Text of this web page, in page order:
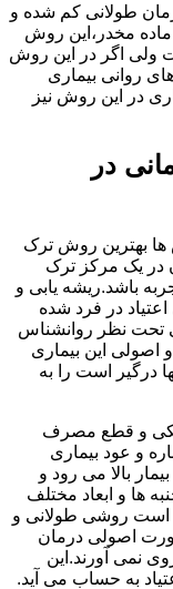
طولانی کم شده و
مخدر،این روش
ولی اگر در این روش
روانی بیماری
در این روش نیز
در
ها بهترین روش ترک
در یک مرکز ترک
باشد.ریشه یابی و
در فرد شده
تحت نظر روانشناس
این بیماری
درگیر است را به
و قطع مصرف
و عود بیماری
بالا می رود و
ها و ابعاد مختلف
روشی طولانی و
اصولی درمان
نمی آورند.این
به حساب می آید.